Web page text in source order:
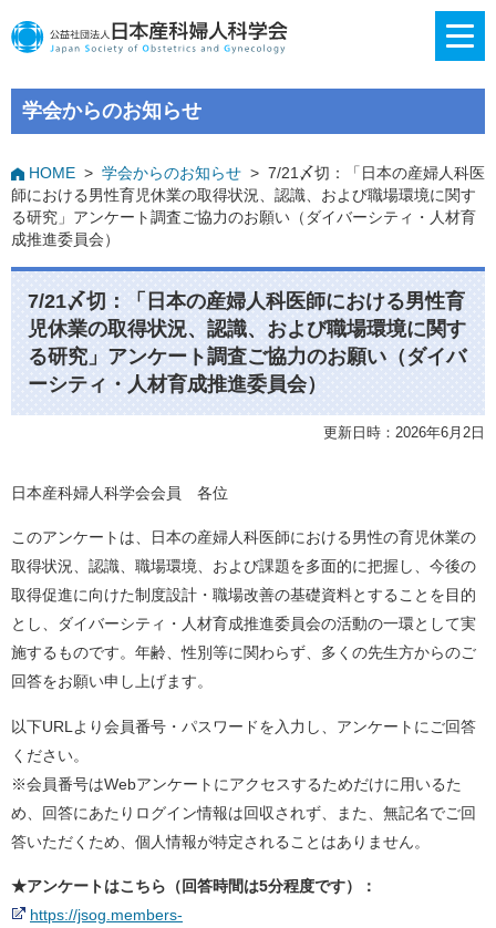
学会からのお知らせ
HOME > 学会からのお知らせ > 7/21〆切：「日本の産婦人科医
師における男性育児休業の取得状況、認識、および職場環境に関す
る研究」アンケート調査ご協力のお願い（ダイバーシティ・人材育
成推進委員会）
7/21〆切：「日本の産婦人科医師における男性育
児休業の取得状況、認識、および職場環境に関す
る研究」アンケート調査ご協力のお願い（ダイバ
ーシティ・人材育成推進委員会）
更新日時：2026年6月2日
日本産科婦人科学会会員 各位
このアンケートは、日本の産婦人科医師における男性の育児休業の
取得状況、認識、職場環境、および課題を多面的に把握し、今後の
取得促進に向けた制度設計・職場改善の基礎資料とすることを目的
とし、ダイバーシティ・人材育成推進委員会の活動の一環として実
施するものです。年齢、性別等に関わらず、多くの先生方からのご
回答をお願い申し上げます。
以下URLより会員番号・パスワードを入力し、アンケートにご回答
ください。
※会員番号はWebアンケートにアクセスするためだけに用いるた
め、回答にあたりログイン情報は回収されず、また、無記名でご回
答いただくため、個人情報が特定されることはありません。
★アンケートはこちら（回答時間は5分程度です）：
https://jsog.members-